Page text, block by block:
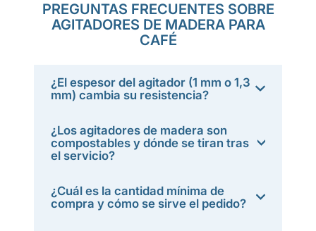
PREGUNTAS FRECUENTES SOBRE
AGITADORES DE MADERA PARA
CAFÉ
¿El espesor del agitador (1 mm o 1,3
mm) cambia su resistencia?
¿Los agitadores de madera son
compostables y dónde se tiran tras
el servicio?
¿Cuál es la cantidad mínima de
compra y cómo se sirve el pedido?